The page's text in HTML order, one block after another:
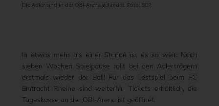
Die Adler sind in der OBI-Arena gelandet. Foto: SCP
In etwas mehr als einer Stunde ist es so weit: Nach
sieben Wochen Spielpause rollt bei den Adlerträgern
erstmals wieder der Ball! Für das Testspiel beim FC
Eintracht Rheine sind weiterhin Tickets erhältlich, die
Tageskasse an der OBI-Arena ist geöffnet.